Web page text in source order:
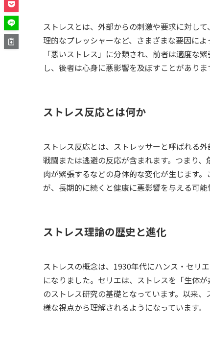
ストレスとは、外部からの刺激や要求に対し
理的なプレッシャーなど、さまざまな要因に
「悪いストレス」に分類され、前者は適度な
し、後者は心身に悪影響を及ぼすことがありま
ストレス反応とは何か
ストレス反応とは、ストレッサーと呼ばれる
戦闘または逃避の反応が含まれます。つまり
肉が緊張するなどの身体的な変化が生じます
が、長期的に続くと健康に悪影響を与える可能
ストレス理論の歴史と進化
ストレスの概念は、1930年代にハンス・セリ
になりました。セリエは、ストレスを「生体
のストレス研究の基礎となっています。以来
様な視点から理解されるようになっています。